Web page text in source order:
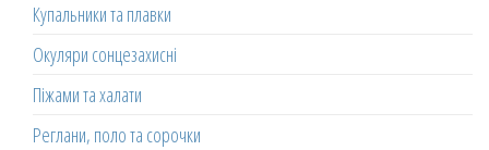
Купальники та плавки
Окуляри сонцезахисні
Піжами та халати
Реглани, поло та сорочки